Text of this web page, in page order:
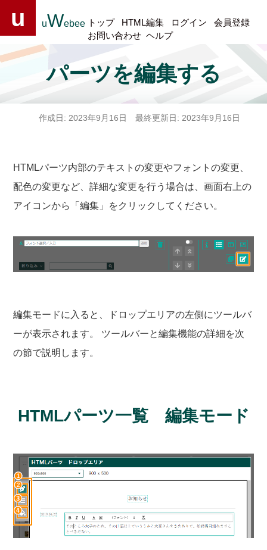
u uWebee トップ HTML編集 ログイン
会員登録
お問い合わせ ヘルプ
パーツを編集する
作成日: 2023年9月16日 最終更新日: 2023年9月16日
HTMLパーツ内部のテキストの変更やフォントの変更、
配色の変更など、詳細な変更を行う場合は、画面右上の
アイコンから「編集」をクリックしてください。
編集モードに入ると、ドロップエリアの左側にツールバ
ーが表示されます。 ツールバーと編集機能の詳細を次
の節で説明します。
HTMLパーツ一覧 編集モード